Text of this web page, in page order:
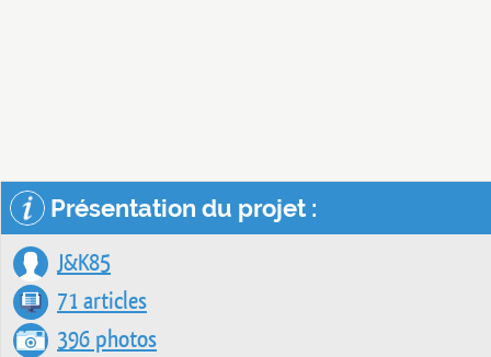
Présentation du projet :
J&K85
71 articles
396 photos